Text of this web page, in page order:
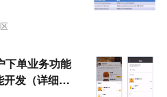
单业务功能
发（详细步